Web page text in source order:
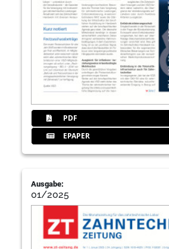
PDF
EPAPER
Ausgabe:
01/2025